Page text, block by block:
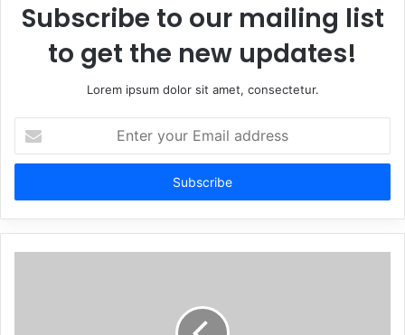
Subscribe to our mailing list
to get the new updates!
Lorem ipsum dolor sit amet, consectetur.
your
Email